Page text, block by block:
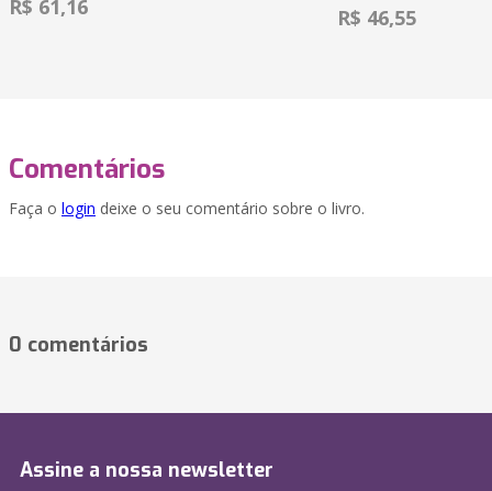
R$ 61,16 R$ 46,55
Comentários
Faça o login deixe o seu comentário sobre o livro.
0 comentários
Assine a nossa newsletter